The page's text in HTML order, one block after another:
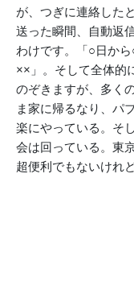
が、つぎに連絡した
送った瞬間、自動返
わけです。「○日か
××」。そして全体的
のぞきますが、多く
ま家に帰るなり、パ
楽にやっている。そ
会は回っている。東
超便利でもないけれ